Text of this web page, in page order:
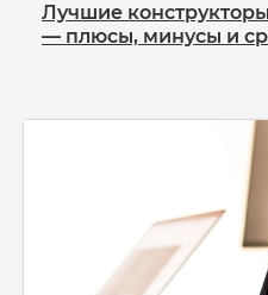
Лучшие
— плюсы, минусы и